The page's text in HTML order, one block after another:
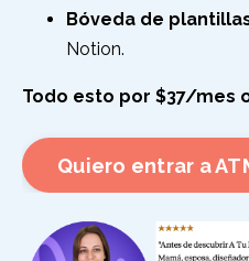
Bóveda de
Notion.
Todo esto por $37/mes
Quiero entrar a